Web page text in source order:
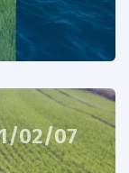
02/07